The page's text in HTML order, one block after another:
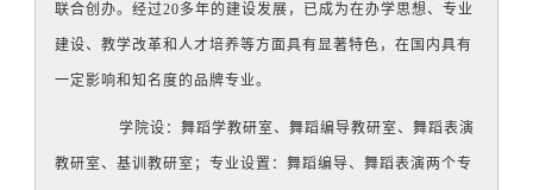
联合创办。经过20多年的建设发展，已成为在办学思想、专业
建设、教学改革和人才培养等方面具有显著特色，在国内具有
一定影响和知名度的品牌专业。
学院设：舞蹈学教研室、舞蹈编导教研室、舞蹈表演
教研室、基训教研室；专业设置：舞蹈编导、舞蹈表演两个专